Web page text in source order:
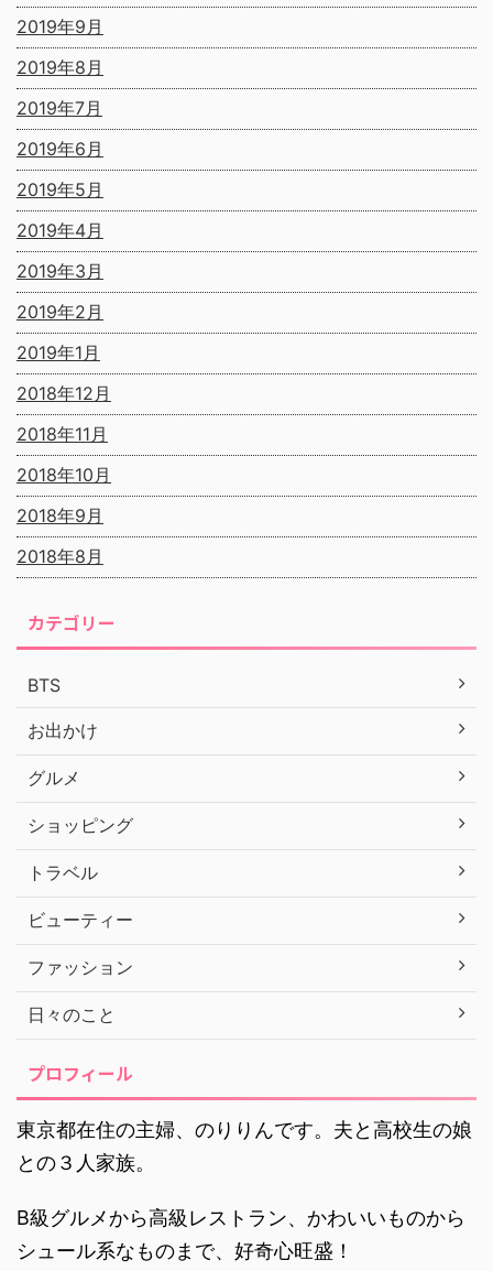
2019年9月
2019年8月
2019年7月
2019年6月
2019年5月
2019年4月
2019年3月
2019年2月
2019年1月
2018年12月
2018年11月
2018年10月
2018年9月
2018年8月
カテゴリー
BTS
お出かけ
グルメ
ショッピング
トラベル
ビューティー
ファッション
日々のこと
プロフィール
東京都在住の主婦、のりりんです。夫と高校生の娘
との３人家族。
B級グルメから高級レストラン、かわいいものから
シュール系なものまで、好奇心旺盛！